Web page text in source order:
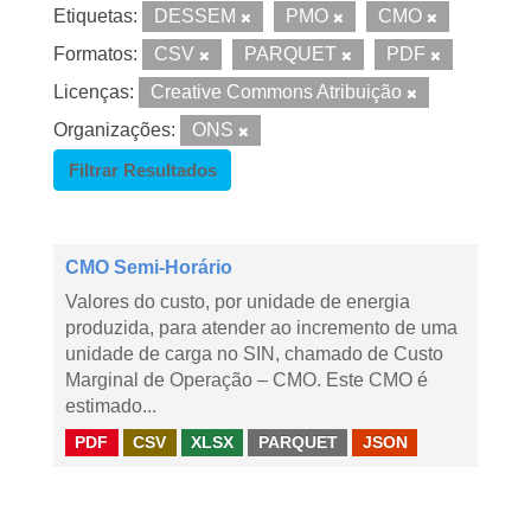
Etiquetas: DESSEM PMO
CMO
Formatos:
CSV PARQUET
PDF
Licenças:
Creative Commons Atribuição
Organizações:
ONS
Filtrar Resultados
CMO Semi-Horário
Valores do custo, por unidade de energia
produzida, para atender ao incremento de uma
unidade de carga no SIN, chamado de Custo
Marginal de Operação – CMO. Este CMO é
estimado...
PDF CSV XLSX PARQUET JSON